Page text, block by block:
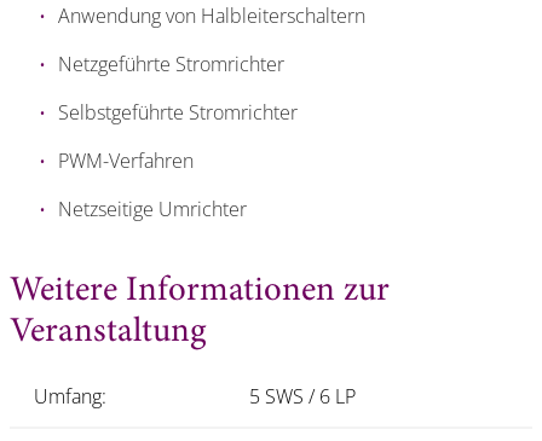
Anwendung von Halbleiterschaltern
Netzgeführte Stromrichter
Selbstgeführte Stromrichter
PWM-Verfahren
Netzseitige Umrichter
Weitere Informationen zur
Veranstaltung
Umfang: 5 SWS / 6 LP